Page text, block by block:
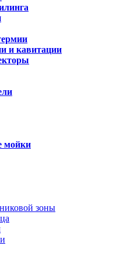
и кавитации
мойки
зоны